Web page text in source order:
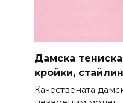
Дамска
кройки,
Качествената